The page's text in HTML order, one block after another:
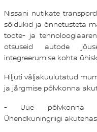
Nissani nutikate
sõidukid ja õnnetusteta
toote- ja
otsuseid autode
integreerumise kohta
Hiljuti väljakuulutatud
ja järgmise põlvkonna
- Uue põlvkonna
Ühendkuningriigi